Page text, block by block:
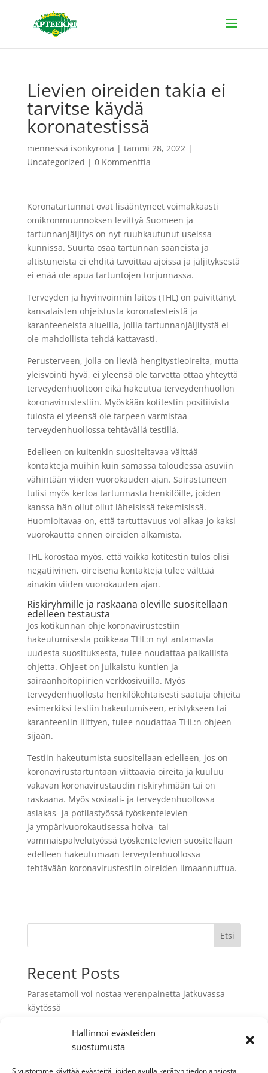
Hallinnoi evästeiden
suostumusta
Sivustomme käyttää evästeitä, joiden avulla kerätyn tiedon ansiosta
Lievien oireiden takia ei
tarvitse käydä
koronatestissä
mennessä isonkyrona | tammi 28, 2022|
Uncategorized | 0 Kommenttia
Koronatartunnat ovat lisääntyneet voimakkaasti
omikronmuunnoksen levittyä Suomeen ja
tartunnanjäljitys on nyt ruuhkautunut useissa
kunnissa. Suurta osaa tartunnan saaneista ja
altistuneista ei ehditä tavoittaa ajoissa ja jäljityksestä
ei enää ole apua tartuntojen torjunnassa.
Terveyden ja hyvinvoinnin laitos (THL) on päivittänyt
kansalaisten ohjeistusta koronatesteistä ja
karanteeneista alueilla, joilla tartunnanjäljitystä ei
ole mahdollista tehdä kattavasti.
Perusterveen, jolla on lieviä hengitystieoireita, mutta
yleisvointi hyvä, ei yleensä ole tarvetta ottaa yhteyttä
terveydenhuoltoon eikä hakeutua terveydenhuollon
koronavirustestiin. Myöskään kotitestin positiivista
tulosta ei yleensä ole tarpeen varmistaa
terveydenhuollossa tehtävällä testillä.
Edelleen on kuitenkin suositeltavaa välttää
kontakteja muihin kuin samassa taloudessa asuviin
vähintään viiden vuorokauden ajan. Sairastuneen
tulisi myös kertoa tartunnasta henkilöille, joiden
kanssa hän ollut ollut läheisissä tekemisissä.
Huomioitavaa on, että tartuttavuus voi alkaa jo kaksi
vuorokautta ennen oireiden alkamista.
THL korostaa myös, että vaikka kotitestin tulos olisi
negatiivinen, oireisena kontakteja tulee välttää
ainakin viiden vuorokauden ajan.
Riskiryhmille ja raskaana oleville suositellaan
edelleen testausta
Jos kotikunnan ohje koronavirustestiin
hakeutumisesta poikkeaa THL:n nyt antamasta
uudesta suosituksesta, tulee noudattaa paikallista
ohjetta. Ohjeet on julkaistu kuntien ja
sairaanhoitopiirien verkkosivuilla. Myös
terveydenhuollosta henkilökohtaisesti saatuja ohjeita
esimerkiksi testiin hakeutumiseen, eristykseen tai
karanteeniin liittyen, tulee noudattaa THL:n ohjeen
sijaan.
Testiin hakeutumista suositellaan edelleen, jos on
koronavirustartuntaan viittaavia oireita ja kuuluu
vakavan koronavirustaudin riskiryhmään tai on
raskaana. Myös sosiaali- ja terveydenhuollossa
asiakas- ja potilastyössä työskentelevien
ja ympärivuorokautisessa hoiva- tai
vammaispalvelutyössä työskentelevien suositellaan
edelleen hakeutumaan terveydenhuollossa
tehtävään koronavirustestiin oireiden ilmaannuttua.
Etsi
Recent Posts
Parasetamoli voi nostaa verenpainetta jatkuvassa
käytössä
Muutos eläinten antibioottireseptien kestoon